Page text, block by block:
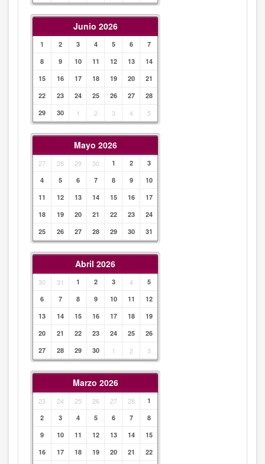
Junio 2026
1 2 3 4 5 6
7
8
9 10 11 12 13
14
15
16 17 18 19 20
21
22
23 24 25 26 27
28
29
30 1 2 3 4 5
Mayo 2026
27 28 29 30 1 2
3
4
5 6 7 8 9
10
11
12 13 14 15 16
17
18
19 20 21 22 23
24
25
26 27 28 29 30 31
Abril 2026
30 31 1 2 3 4
5
6
7 8 9 10 11
12
13
14 15 16 17 18
19
20
21 22 23 24 25
26
27
28 29 30 1 2 3
Marzo 2026
23 24 25 26 27 28
1
2
3 4 5 6 7
8
9
10 11 12 13 14
15
16
17 18 19 20 21
22